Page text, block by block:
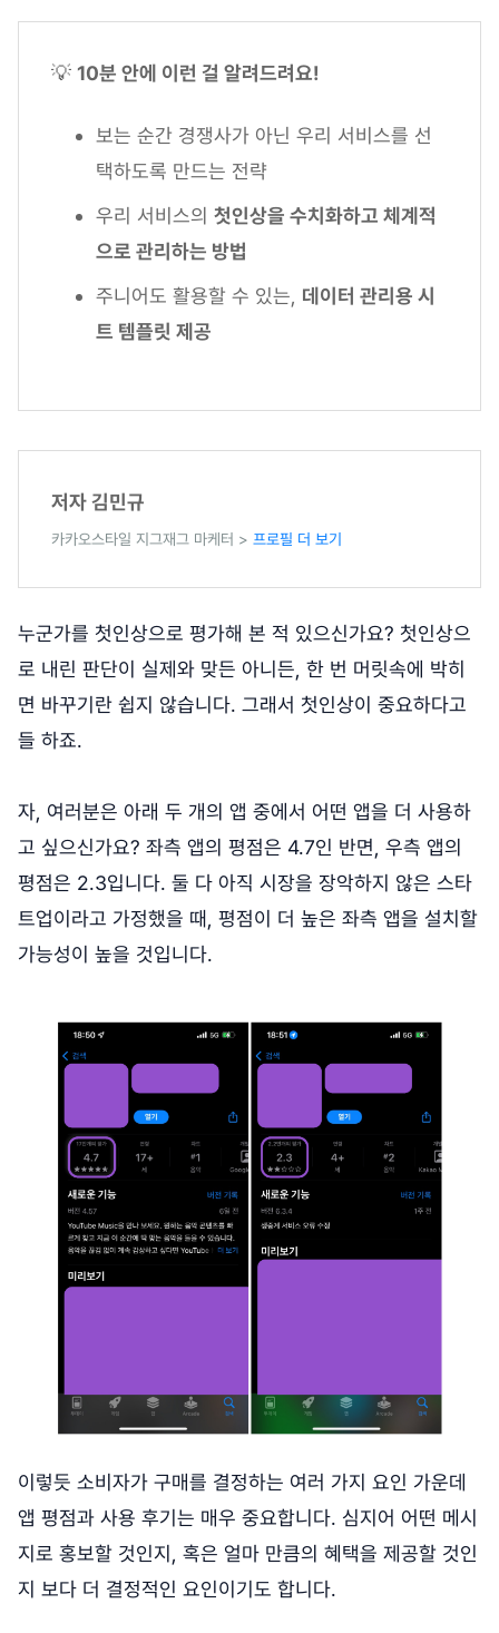
💡 10분 안에 이런 걸 알려드려요!
보는 순간 경쟁사가 아닌 우리 서비스를 선
택하도록 만드는 전략
우리 서비스의 첫인상을 수치화하고 체계적
으로 관리하는 방법
주니어도 활용할 수 있는, 데이터 관리용 시
트 템플릿 제공
저자 김민규
카카오스타일 지그재그 마케터 > 프로필 더 보기
누군가를 첫인상으로 평가해 본 적 있으신가요? 첫인상으
로 내린 판단이 실제와 맞든 아니든, 한 번 머릿속에 박히
면 바꾸기란 쉽지 않습니다. 그래서 첫인상이 중요하다고
들 하죠.
자, 여러분은 아래 두 개의 앱 중에서 어떤 앱을 더 사용하
고 싶으신가요? 좌측 앱의 평점은 4.7인 반면, 우측 앱의
평점은 2.3입니다. 둘 다 아직 시장을 장악하지 않은 스타
트업이라고 가정했을 때, 평점이 더 높은 좌측 앱을 설치할
가능성이 높을 것입니다.
이렇듯 소비자가 구매를 결정하는 여러 가지 요인 가운데
앱 평점과 사용 후기는 매우 중요합니다. 심지어 어떤 메시
지로 홍보할 것인지, 혹은 얼마 만큼의 혜택을 제공할 것인
지 보다 더 결정적인 요인이기도 합니다.